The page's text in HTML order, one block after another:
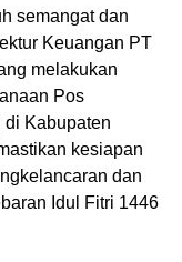
semangatdan
Keuangan PT
melakukan
Pos
di Kabupaten
kesiapan
kelancaran dan
Idul Fitri 1446